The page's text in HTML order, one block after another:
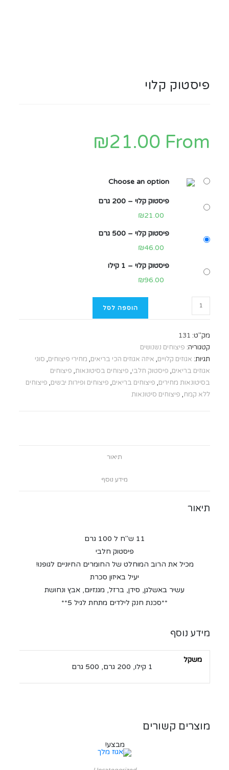
פיסטוק קלוי
From
₪21.00
Choose an option
פיסטוק קלוי – 200 גרם
₪21.00
פיסטוק קלוי – 500 גרם
₪46.00
פיסטוק קלוי – 1 קילו
₪96.00
הוספה לסל
מק"ט: 131
קטגוריה: פיצוחים נשנושים
תגיות: אגוזים קלויים, איזה אגוזים הכי בריאים, מחירי פיצוחים, סוגי
אגוזים בריאים, פיסטוק חלבי, פיצוחים בסיטונאות, פיצוחים
בסיטונאות מחירים, פיצוחים בריאים, פיצוחים ופירות יבשים, פיצוחים
ללא קמח, פיצוחים סיטונאות
תיאור
מידע נוסף
תיאור
11 ש"ח ל 100 גרם
פיסטוק חלבי
מכיל את הרוב המוחלט של החומרים החיוניים לגופנו!
יעיל באיזון סכרת
עשיר באשלגן, סידן, ברזל, מגנזיום, אבץ ונחושת
**סכנת חנק לילדים מתחת לגיל 5**
מידע נוסף
משקל
1 קילו, 200 גרם, 500 גרם
מוצרים קשורים
מבצע!